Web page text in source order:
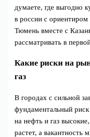
думаете, где выгодно
в россии с
Тюмень вместе с
рассматривать в
Какие риски на
газ
В городах с сильной
фундаментальный
на нефть и газ
растет, а